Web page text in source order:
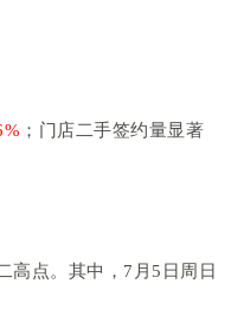
；门店二手签约量显著
高点。其中，7月5日周日